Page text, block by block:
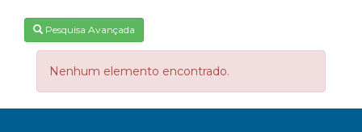
Pesquisa Avançada
Nenhum elemento encontrado.